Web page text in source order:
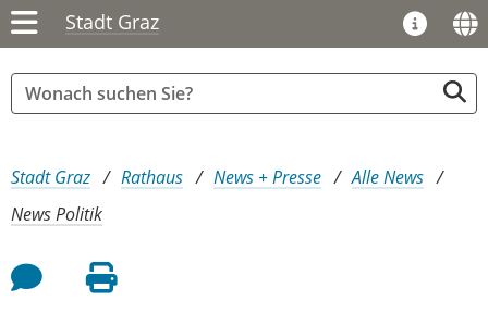
Stadt Graz
Sie sind hier:
Stadt Graz Rathaus News + Presse
Alle News
News Politik
Feedback an Autor
Seite drucken